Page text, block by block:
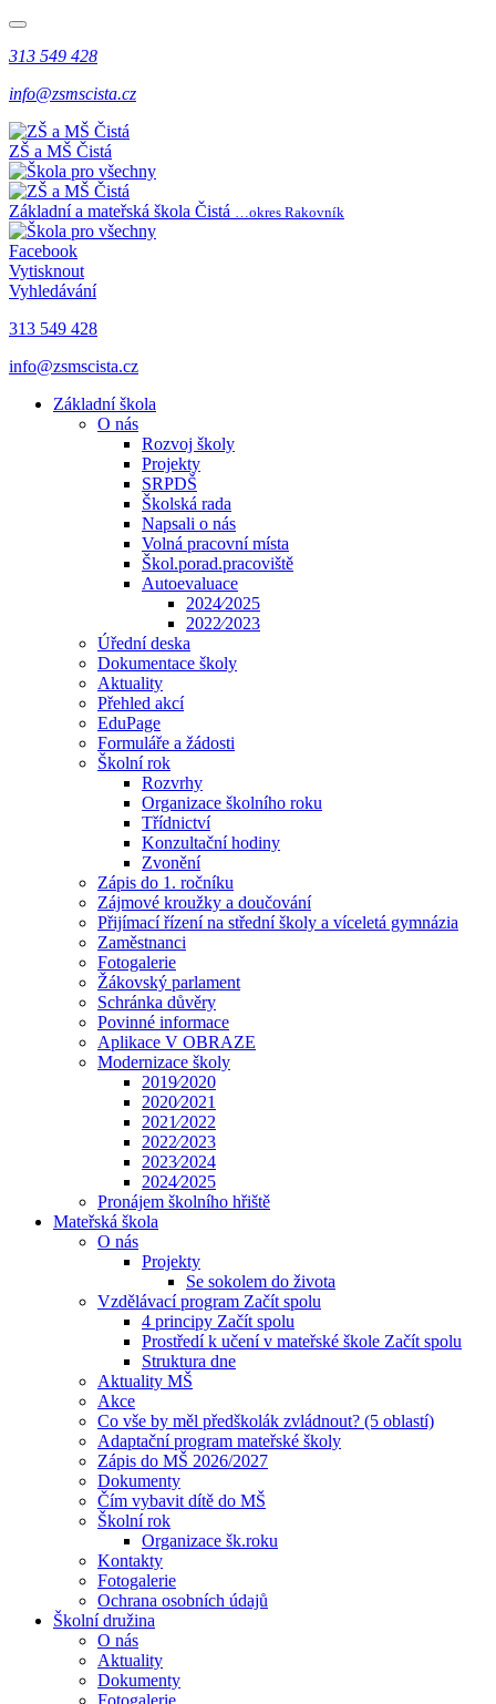
313 549 428
info@zsmscista.cz
ZŠ a MŠ Čistá
Základní a mateřská škola Čistá …okres Rakovník
Facebook
Vytisknout
Vyhledávání
313 549 428
info@zsmscista.cz
Základní škola
O nás
Rozvoj školy
Projekty
SRPDŠ
Školská rada
Napsali o nás
Volná pracovní místa
Škol.porad.pracoviště
Autoevaluace
2024⁄2025
2022⁄2023
Úřední deska
Dokumentace školy
Aktuality
Přehled akcí
EduPage
Formuláře a žádosti
Školní rok
Rozvrhy
Organizace školního roku
Třídnictví
Konzultační hodiny
Zvonění
Zápis do 1. ročníku
Zájmové kroužky a doučování
Přijímací řízení na střední školy a víceletá gymnázia
Zaměstnanci
Fotogalerie
Žákovský parlament
Schránka důvěry
Povinné informace
Aplikace V OBRAZE
Modernizace školy
2019⁄2020
2020⁄2021
2021⁄2022
2022⁄2023
2023⁄2024
2024⁄2025
Pronájem školního hřiště
Mateřská škola
O nás
Projekty
Se sokolem do života
Vzdělávací program Začít spolu
4 principy Začít spolu
Prostředí k učení v mateřské škole Začít spolu
Struktura dne
Aktuality MŠ
Akce
Co vše by měl předškolák zvládnout? (5 oblastí)
Adaptační program mateřské školy
Zápis do MŠ 2026/2027
Dokumenty
Čím vybavit dítě do MŠ
Školní rok
Organizace šk.roku
Kontakty
Fotogalerie
Ochrana osobních údajů
Školní družina
O nás
Aktuality
Dokumenty
Fotogalerie